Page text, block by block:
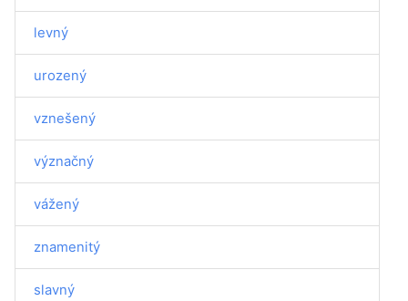
levný
urozený
vznešený
význačný
vážený
znamenitý
slavný